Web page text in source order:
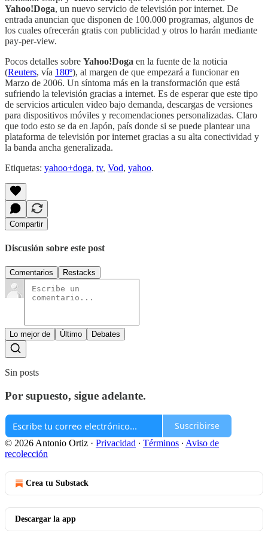
Yahoo!Doga, un nuevo servicio de televisión por internet. De
entrada anuncian que disponen de 100.000 programas, algunos de
los cuales ofrecerán gratis con publicidad y otros lo harán mediante
pay-per-view.
Pocos detalles sobre Yahoo!Doga en la fuente de la noticia
(Reuters, vía 180º), al margen de que empezará a funcionar en
Marzo de 2006. Un síntoma más en la transformación que está
sufriendo la televisión gracias a internet. Es de esperar que este tipo
de servicios articulen video bajo demanda, descargas de versiones
para dispositivos móviles y recomendaciones personalizadas. Claro
que todo esto se da en Japón, país donde si se puede plantear una
plataforma de televisión por internet gracias a su alta conectividad y
la banda ancha generalizada.
Etiquetas: yahoo+doga, tv, Vod, yahoo.
Compartir
Discusión sobre este post
Comentarios Restacks
Lo mejor de Último Debates
Sin posts
Por supuesto, sigue adelante.
Suscribirse
© 2026 Antonio Ortiz · Privacidad ∙ Términos ∙ Aviso de
recolección
Crea tu Substack
Descargar la app